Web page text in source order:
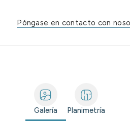
Póngase en contacto con
Galería Planimetría